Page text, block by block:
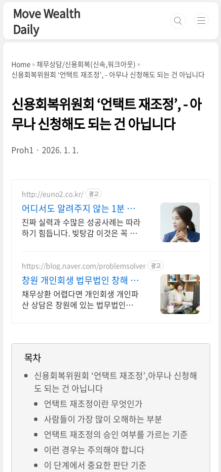
Move Wealth
Daily
Home
채무상담/신용회복(신속,워크아웃)
신용회복위원회 ‘언택트 재조정’, - 아무나 신청해도 되는 건 아닙니다
신용회복위원회 ‘언택트 재조정’, - 아
무나 신청해도 되는 건 아닙니다
Proh1 2026. 1. 1.
http://euno2.co.kr/ 광고
어디서도 알려주지 않는 1분 AI
자가진단
진짜 실력과 수많은 성공사례는 따라
하기 힘듭니다. 빚탕감 이것은 꼭 알
https://blog.naver.com/problemsolver 광고
창원 개인회생 법무법인 창해 연
체 독촉 빚 걱정 이제그만
채무상환 어렵다면 개인회생 개인파
산 상담은 창원에 있는 법무법인창해
목차
신용회복위원회 ‘언택트 재조정’,아무나 신청해
도 되는 건 아닙니다
언택트 재조정이란 무엇인가
사람들이 가장 많이 오해하는 부분
언택트 재조정의 승인 여부를 가르는 기준
이런 경우는 주의해야 합니다
이 단계에서 중요한 판단 기준